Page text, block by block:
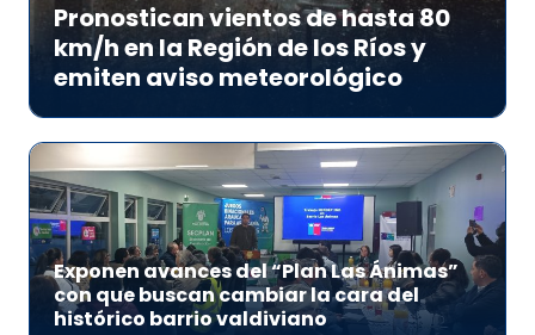
Pronostican vientos de hasta 80
km/h en la Región de los Ríos y
emiten aviso meteorológico
Exponen avances del “Plan Las Ánimas”
con que buscan cambiar la cara del
histórico barrio valdiviano